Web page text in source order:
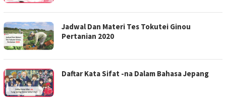
Jadwal Dan Materi Tes Tokutei Ginou
Pertanian 2020
Daftar Kata Sifat -na Dalam Bahasa Jepang